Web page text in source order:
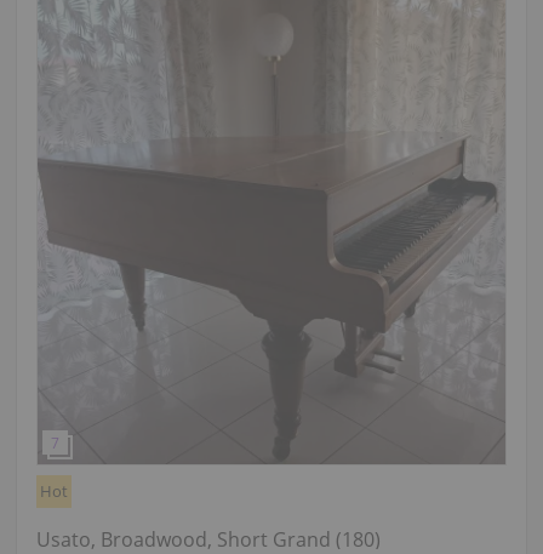
Hot
Usato, Broadwood, Short Grand (180)